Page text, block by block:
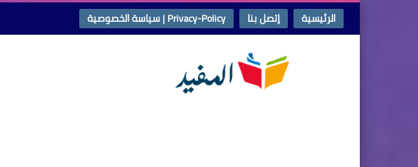
الرئيسية إتصل بنا Privacy-Policy | سياسة الخصوصية